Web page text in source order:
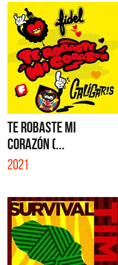
TE ROBASTE MI
CORAZÓN (...
2021